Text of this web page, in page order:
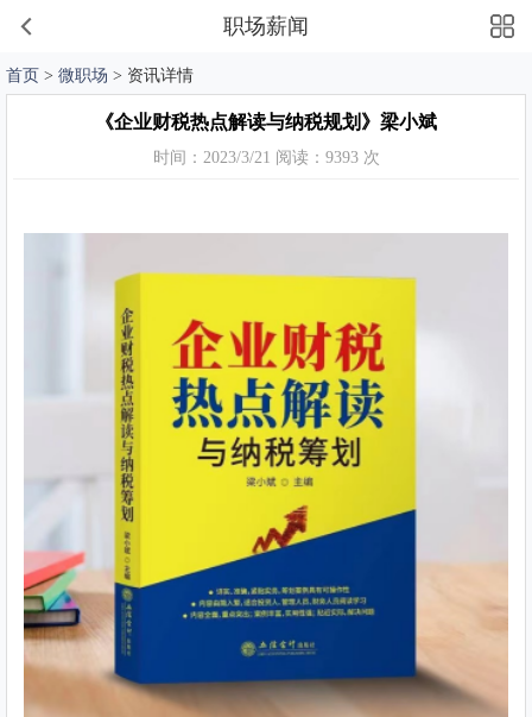
职场薪闻
首页 > 微职场 > 资讯详情
《企业财税热点解读与纳税规划》梁小斌
时间：2023/3/21 阅读：9393 次